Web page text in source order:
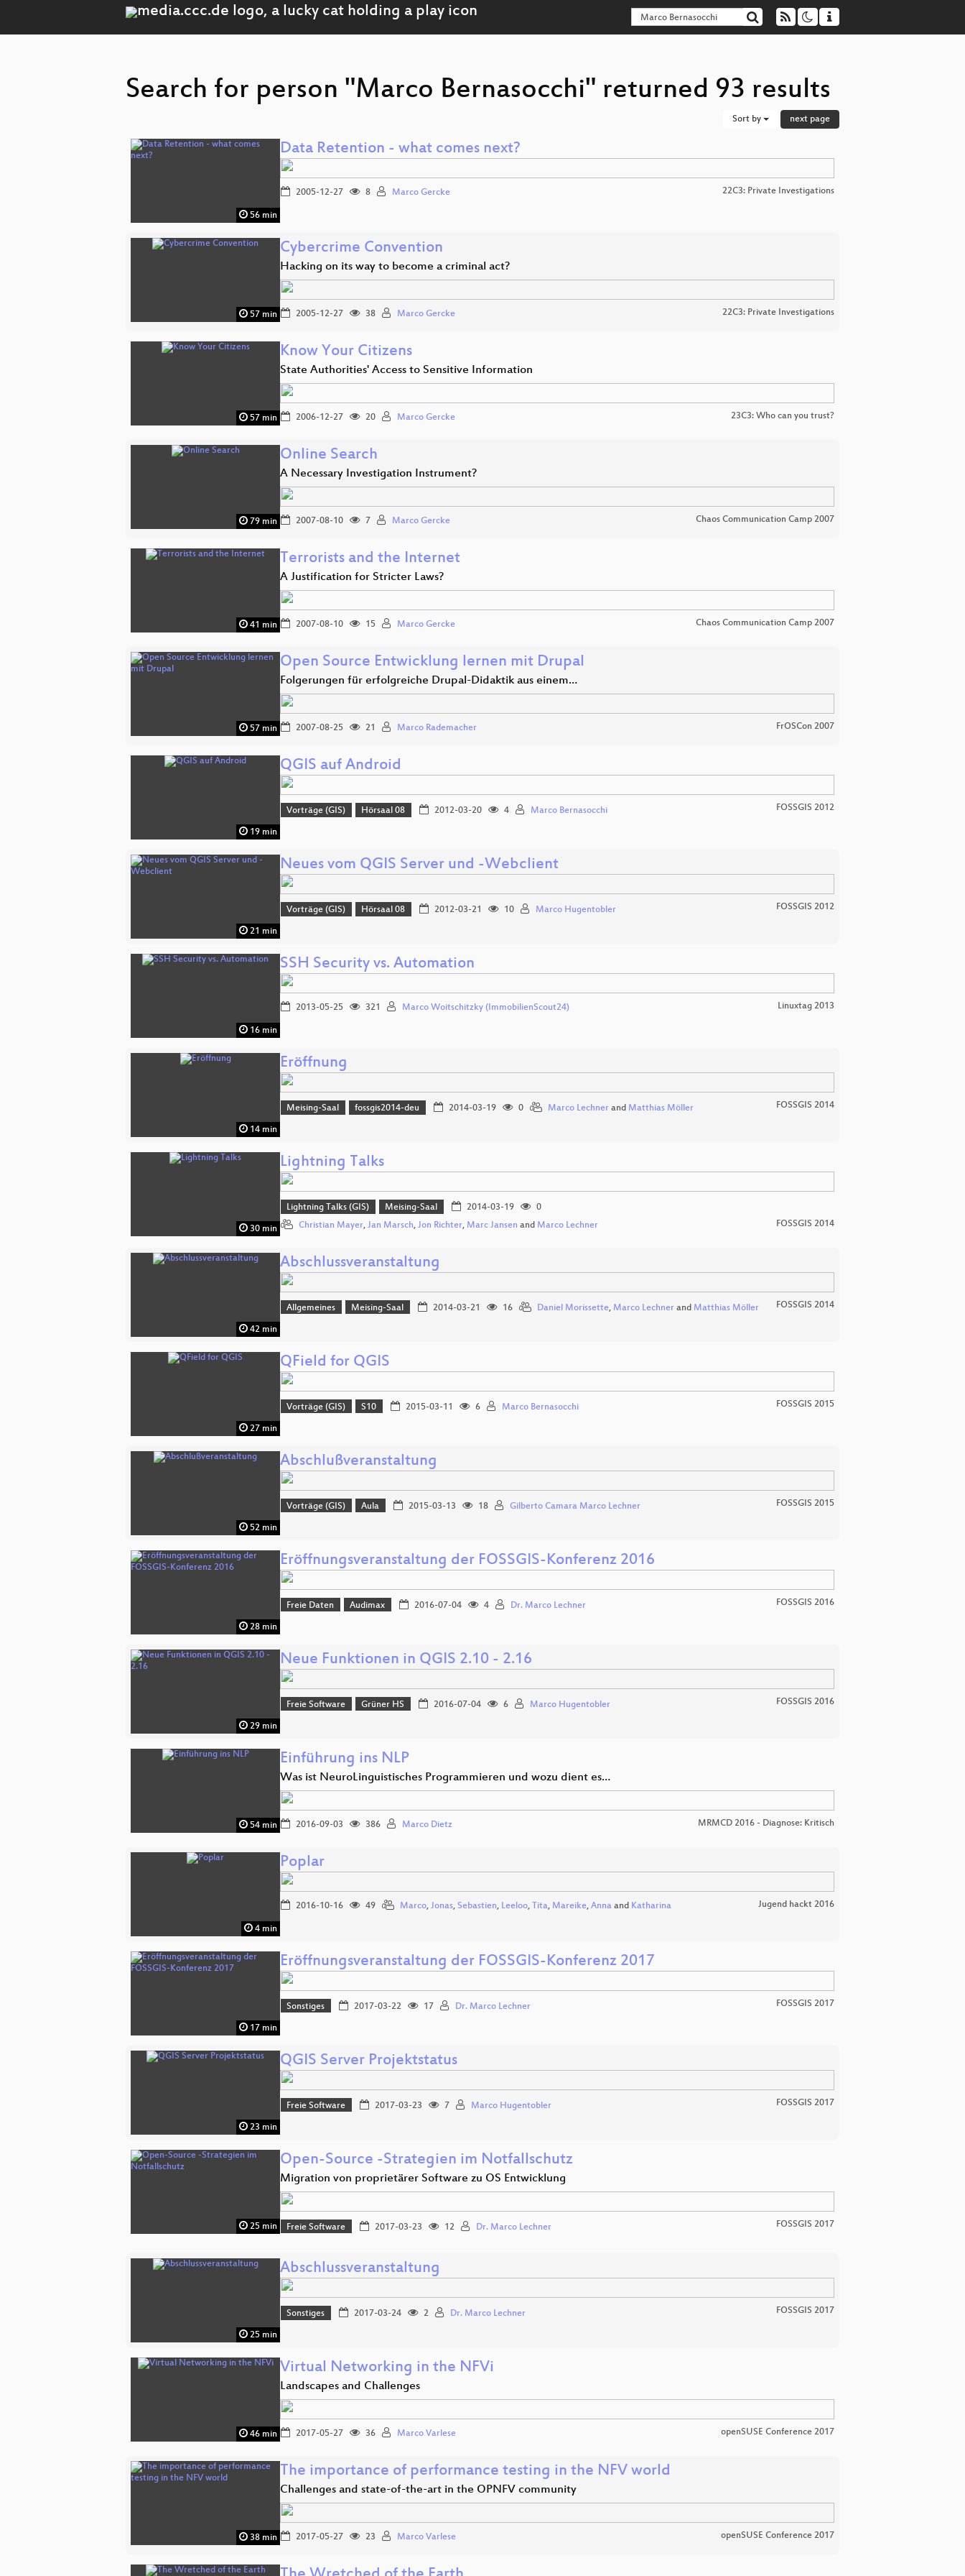
Search for person "Marco Bernasocchi" returned 93 results
Sort by next page
56 min
Data Retention - what comes next?
2005-12-27 8 Marco Gercke 22C3: Private Investigations
57 min
Cybercrime Convention
Hacking on its way to become a criminal act?
2005-12-27 38 Marco Gercke 22C3: Private Investigations
57 min
Know Your Citizens
State Authorities' Access to Sensitive Information
2006-12-27 20 Marco Gercke 23C3: Who can you trust?
79 min
Online Search
A Necessary Investigation Instrument?
2007-08-10 7 Marco Gercke Chaos Communication Camp 2007
41 min
Terrorists and the Internet
A Justification for Stricter Laws?
2007-08-10 15 Marco Gercke Chaos Communication Camp 2007
57 min
Open Source Entwicklung lernen mit Drupal
Folgerungen für erfolgreiche Drupal-Didaktik aus einem…
2007-08-25 21 Marco Rademacher FrOSCon 2007
19 min
QGIS auf Android
Vorträge (GIS) Hörsaal 08 2012-03-20 4 Marco Bernasocchi FOSSGIS 2012
21 min
Neues vom QGIS Server und -Webclient
Vorträge (GIS) Hörsaal 08 2012-03-21 10 Marco Hugentobler FOSSGIS 2012
16 min
SSH Security vs. Automation
2013-05-25 321 Marco Woitschitzky (ImmobilienScout24) Linuxtag 2013
14 min
Eröffnung
Meising-Saal fossgis2014-deu 2014-03-19 0 Marco Lechnerand Matthias Möller FOSSGIS 2014
30 min
Lightning Talks
Lightning Talks (GIS) Meising-Saal 2014-03-19
0
Christian Mayer, Jan Marsch, Jon Richter, Marc Jansen and Marco Lechner FOSSGIS 2014
42 min
Abschlussveranstaltung
Allgemeines Meising-Saal 2014-03-21 16 Daniel Morissette, Marco Lechnerand Matthias Möller FOSSGIS 2014
27 min
QField for QGIS
Vorträge (GIS) S10 2015-03-11 6 Marco Bernasocchi FOSSGIS 2015
52 min
Abschlußveranstaltung
Vorträge (GIS) Aula 2015-03-13 18 Gilberto Camara Marco Lechner FOSSGIS 2015
28 min
Eröffnungsveranstaltung der FOSSGIS-Konferenz 2016
Freie Daten Audimax 2016-07-04 4 Dr. Marco Lechner FOSSGIS 2016
29 min
Neue Funktionen in QGIS 2.10 - 2.16
Freie Software Grüner HS 2016-07-04 6 Marco Hugentobler FOSSGIS 2016
54 min
Einführung ins NLP
Was ist NeuroLinguistisches Programmieren und wozu dient es…
2016-09-03 386 Marco Dietz MRMCD 2016 - Diagnose: Kritisch
4 min
Poplar
2016-10-16 49 Marco, Jonas, Sebastien, Leeloo, Tita, Mareike, Anna and Katharina Jugend hackt 2016
17 min
Eröffnungsveranstaltung der FOSSGIS-Konferenz 2017
Sonstiges 2017-03-22 17 Dr. Marco Lechner FOSSGIS 2017
23 min
QGIS Server Projektstatus
Freie Software 2017-03-23 7 Marco Hugentobler FOSSGIS 2017
25 min
Open-Source -Strategien im Notfallschutz
Migration von proprietärer Software zu OS Entwicklung
Freie Software 2017-03-23 12 Dr. Marco Lechner FOSSGIS 2017
25 min
Abschlussveranstaltung
Sonstiges 2017-03-24 2 Dr. Marco Lechner FOSSGIS 2017
46 min
Virtual Networking in the NFVi
Landscapes and Challenges
2017-05-27 36 Marco Varlese openSUSE Conference 2017
38 min
The importance of performance testing in the NFV world
Challenges and state-of-the-art in the OPNFV community
2017-05-27 23 Marco Varlese openSUSE Conference 2017